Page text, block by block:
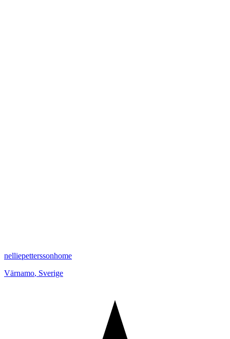
nelliepetterssonhome
Värnamo, Sverige